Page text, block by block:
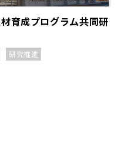
育成プログラム共同研
研究推進